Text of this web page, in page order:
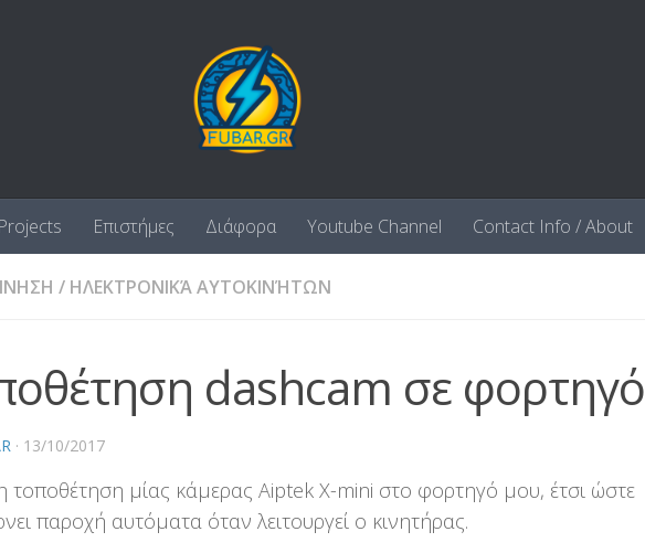
Projects Επιστήμες Διάφορα Youtube Channel Contact Info / About
/ ΗΛΕΚΤΡΟΝΙΚΆ ΑΥΤΟΚΙΝΉΤΩΝ
dashcam σε φορτηγό
· 13/10/2017
τοποθέτηση μίας κάμερας Aiptek X-mini στο φορτηγό μου, έτσι ώστε
παροχή αυτόματα όταν λειτουργεί ο κινητήρας.